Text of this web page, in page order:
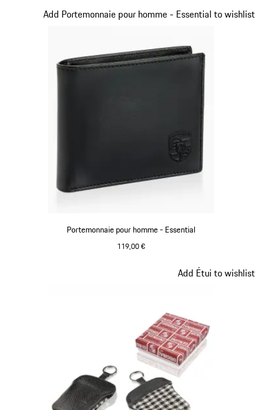
Portemonnaie pour homme - Essential
119,00 €
Add Portemonnaie pour homme - Essential to wishlist
Diapositive 6 sur 7
Add Étui to wishlist